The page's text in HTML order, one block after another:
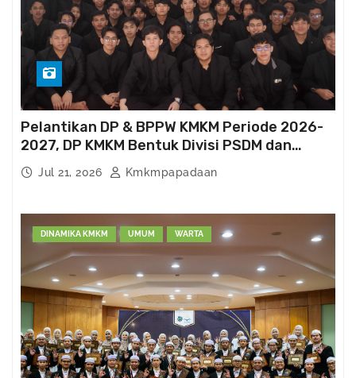
Pelantikan DP & BPPW KMKM Periode 2026-
2027, DP KMKM Bentuk Divisi PSDM dan
Kema’had-an
Jul 21, 2026 Kmkmpapadaan
DINAMIKA KMKM UMUM WARTA